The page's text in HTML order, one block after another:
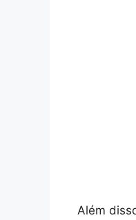
Além